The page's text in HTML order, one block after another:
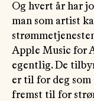
Og hvert år har
man som artist
Apple Music for
egentlig. De
er til for deg
fremst til for